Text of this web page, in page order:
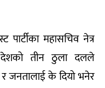
पार्टीका महासचिव नेत्र
देशको तीन ठुला दलले
र जनतालाई के दियो भनेर